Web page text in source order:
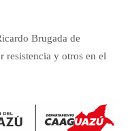
Brugada de
resistencia y otros en el